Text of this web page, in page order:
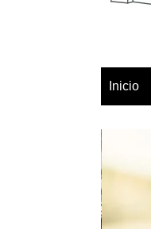
Inicio